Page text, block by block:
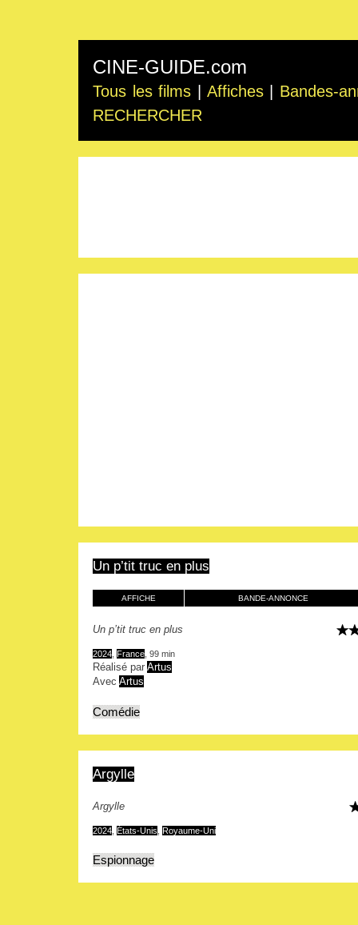
CINE-GUIDE.com
Tous les films Affiches
Bandes-
RECHERCHER
Un p’tit truc en plus
AFFICHE BANDE-ANNONCE
Un p’tit truc en plus
2024 France , 99 min
Réalisé par Artus
Avec Artus
Comédie
Argylle
Argylle
2024 États-Unis Royaume-Uni
Espionnage